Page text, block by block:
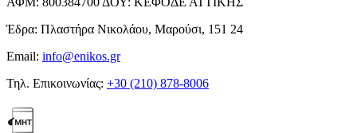
Έδρα: Πλαστήρα Νικολάου, Μαρούσι, 151 24
Email: info@enikos.gr
Τηλ. Επικοινωνίας: +30 (210) 878-8006